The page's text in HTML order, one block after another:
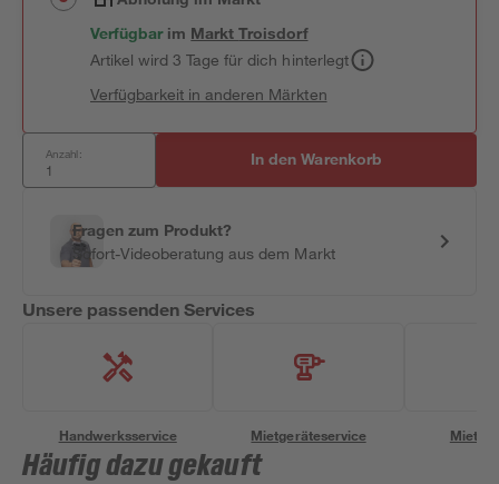
Verfügbar im MarktTroisdorf
Artikel wird 3 Tage für dich hinterlegt
Verfügbarkeit in anderen Märkten
Anzahl: In den Warenkorb
Fragen zum Produkt?
Sofort-Videoberatung aus dem Markt
Unsere passenden Services
Handwerksservice Mietgeräteservice
Häufig dazu gekauft